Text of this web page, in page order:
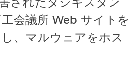
されたタジキスタン
会議所 Web サイトを
、マルウェアをホス